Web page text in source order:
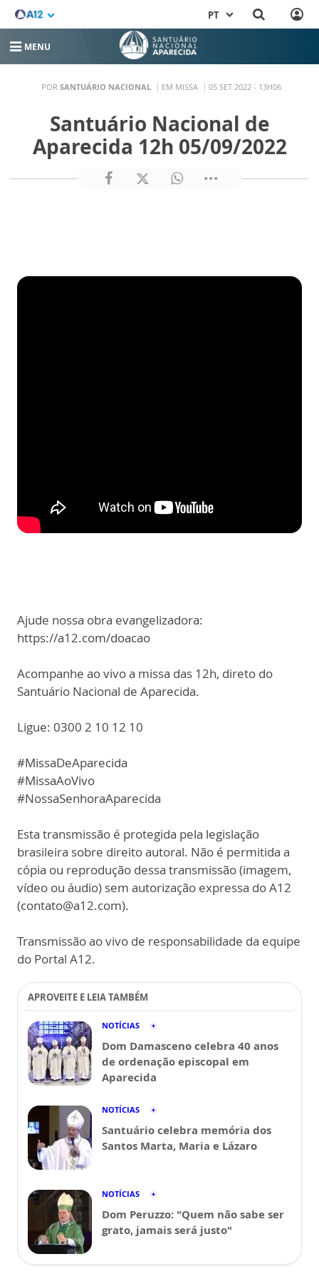
PT
MENU
POR SANTUÁRIO NACIONAL EM MISSA 05 SET 2022 - 13H06
Santuário Nacional de
Aparecida 12h 05/09/2022
Ajude nossa obra evangelizadora:
https://a12.com/doacao
Acompanhe ao vivo a missa das 12h, direto do
Santuário Nacional de Aparecida.
Ligue: 0300 2 10 12 10
#MissaDeAparecida
#MissaAoVivo
#NossaSenhoraAparecida
Esta transmissão é protegida pela legislação
brasileira sobre direito autoral. Não é permitida a
cópia ou reprodução dessa transmissão (imagem,
vídeo ou áudio) sem autorização expressa do A12
(contato@a12.com).
Transmissão ao vivo de responsabilidade da equipe
do Portal A12.
APROVEITE E LEIA TAMBÉM
NOTÍCIAS
Dom Damasceno celebra 40 anos
de ordenação episcopal em
Aparecida
NOTÍCIAS
Santuário celebra memória dos
Santos Marta, Maria e Lázaro
NOTÍCIAS
Dom Peruzzo: "Quem não sabe ser
grato, jamais será justo"